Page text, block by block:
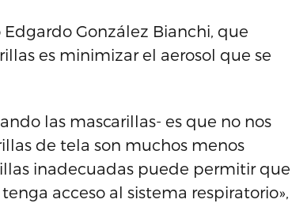
González Bianchi, que
es minimizar el aerosol que se
las mascarillas- es que no nos
de tela son muchos menos
inadecuadas puede permitir que
acceso al sistema respiratorio»,